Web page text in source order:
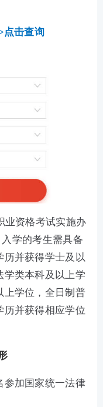
点击查询
业资格考试实施办
入学的考生需具备
历并获得学士及以
学类本科及以上学
上学位，全日制普
历并获得相应学位
参加国家统一法律